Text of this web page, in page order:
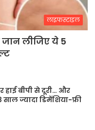
लाइफस्टाइल
लीजिए ये 5
बीपी से दूरी… और
ज्यादा डिमेंशिया-फ्री